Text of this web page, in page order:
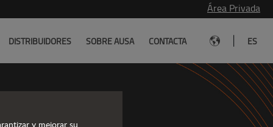
Área Privada
DISTRIBUIDORES SOBRE AUSA CONTACTA ES
y mejorar su